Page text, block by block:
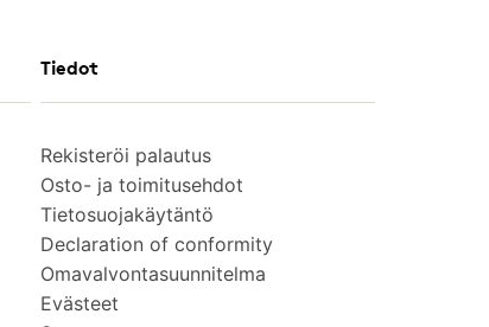
Tiedot
Rekisteröi palautus
Osto- ja toimitusehdot
Tietosuojakäytäntö
Declaration of conformity
Omavalvontasuunnitelma
Evästeet